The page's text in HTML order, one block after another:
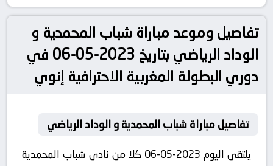
تفاصيل وموعد مباراة شباب المحمدية و
الوداد الرياضي بتاريخ 2023-05-06 في
دوري البطولة المغربية الاحترافية إنوي
تفاصيل مباراة شباب المحمدية و الوداد الرياضي
يلتقى اليوم 2023-05-06 كلا من نادى شباب المحمدية